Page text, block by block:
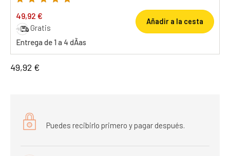
49,92 €
Gratis
Entrega de 1 a 4 dÃ­as
Añadir a la cesta
49,92 €
Puedes recibirlo primero y pagar después.